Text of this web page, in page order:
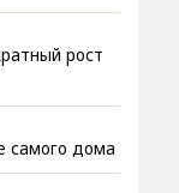
рост
самого дома